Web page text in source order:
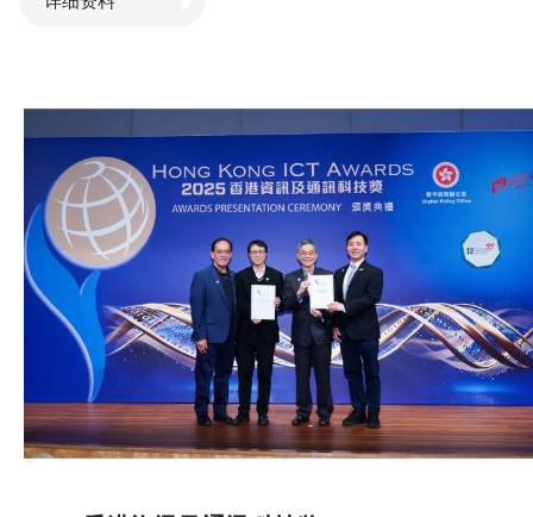
创新技术，推动香港智慧城市及业界数字化发展！